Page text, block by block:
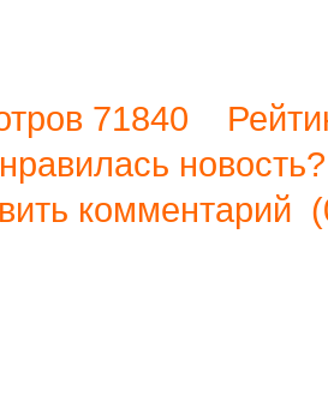
71840
комментарий